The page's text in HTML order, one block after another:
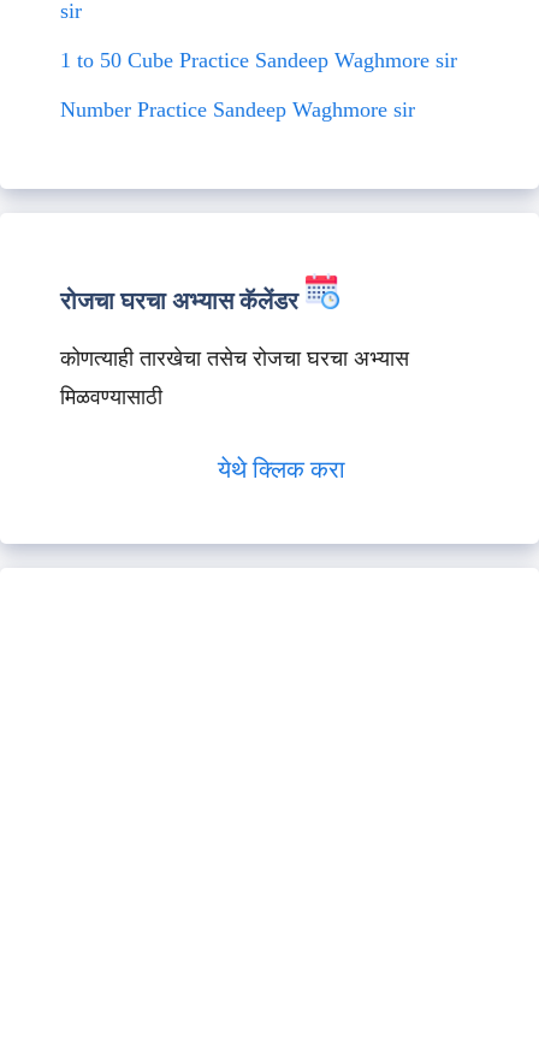
sir
1 to 50 Cube Practice Sandeep Waghmore sir
Number Practice Sandeep Waghmore sir
रोजचा घरचा अभ्यास कॅलेंडर
कोणत्याही तारखेचा तसेच रोजचा घरचा अभ्यास
मिळवण्यासाठी
येथे क्लिक करा